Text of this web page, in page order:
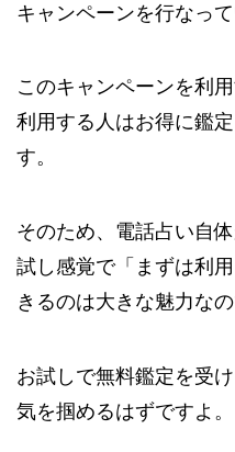
キャンペーンを行なって
このキャンペーンを利
利用する人はお得に鑑
す。
そのため、電話占い自
試し感覚で「まずは利
きるのは大きな魅力な
お試しで無料鑑定を受
気を掴めるはずですよ。